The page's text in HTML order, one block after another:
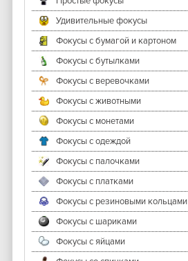
Удивительные фокусы
Фокусы с бумагой и картоном
Фокусы с бутылками
Фокусы с веревочками
Фокусы с животными
Фокусы с монетами
Фокусы с одеждой
Фокусы с палочками
Фокусы с платками
Фокусы с резиновыми кольцами
Фокусы с шариками
Фокусы с яйцами